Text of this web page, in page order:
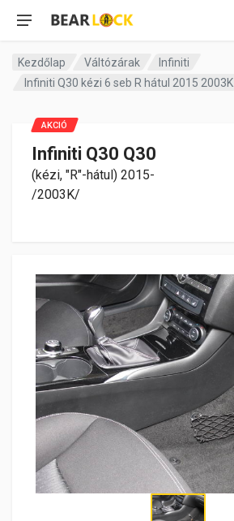
Kezdőlap Váltózárak
Infiniti
Infiniti Q30 kézi 6 seb R hátul 2015 2003K
Infiniti Q30 Q30
(kézi, "R"-hátul) 2015-
/2003K/
AKCIÓ